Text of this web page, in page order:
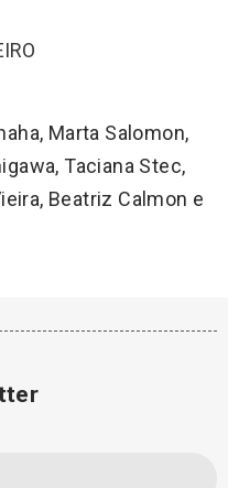
Marta Salomon,
Taciana Stec,
Beatriz Calmon e